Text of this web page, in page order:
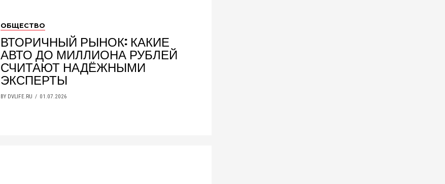
ОБЩЕСТВО
ВТОРИЧНЫЙ РЫНОК: КАКИЕ
АВТО ДО МИЛЛИОНА РУБЛЕЙ
СЧИТАЮТ НАДЁЖНЫМИ
ЭКСПЕРТЫ
BY DVLIFE.RU 01.07.2026